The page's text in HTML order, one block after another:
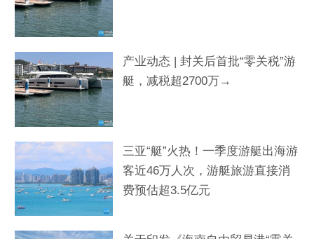
产业动态 | 封关后首批“零关税”游
艇，减税超2700万→
三亚“艇”火热！一季度游艇出海游
客近46万人次，游艇旅游直接消
费预估超3.5亿元